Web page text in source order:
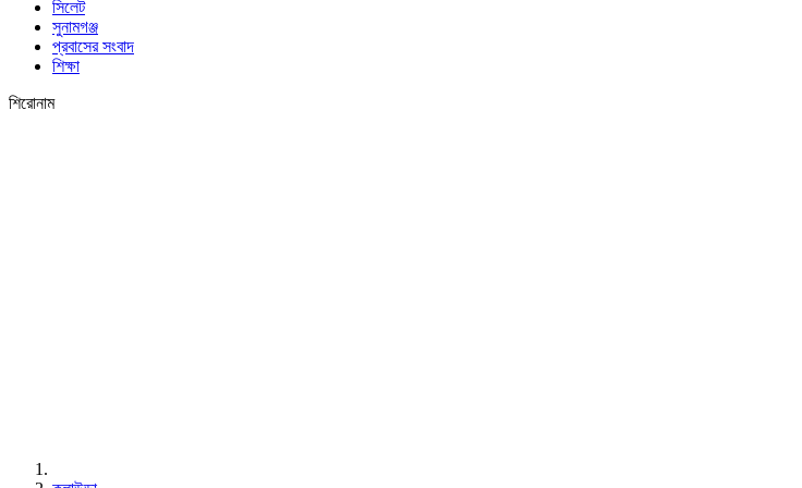
সিলেট
সুনামগঞ্জ
প্রবাসের সংবাদ
শিক্ষা
শিরোনাম